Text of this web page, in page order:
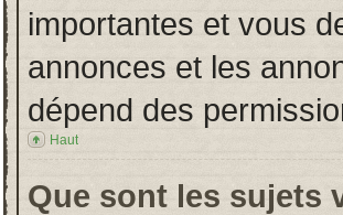
importantes et vous
annonces et les
dépend des
Haut
Que sont les sujets